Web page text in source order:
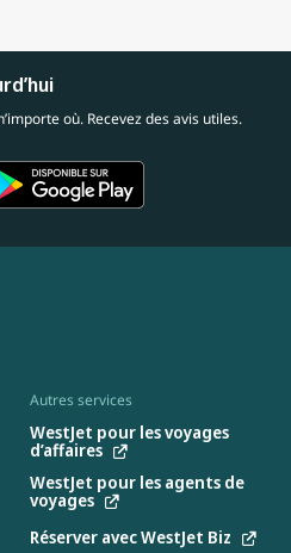
où. Recevez des avis utiles.
Autres services
WestJet pour les voyages
d’affaires
WestJet pour les agents de
voyages
Réserver avec WestJet Biz